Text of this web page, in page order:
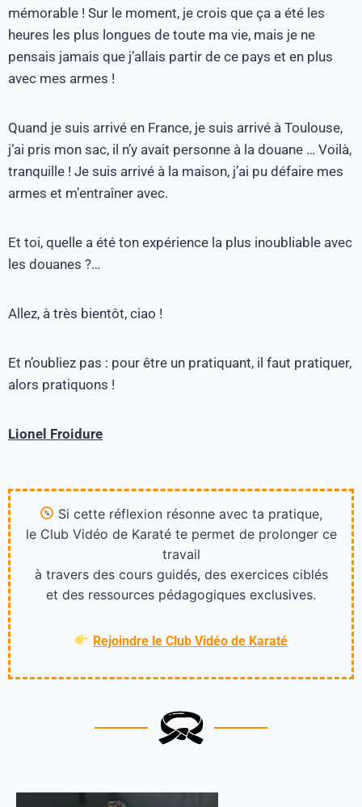
mémorable ! Sur le moment, je crois que ça a été les
heures les plus longues de toute ma vie, mais je ne
pensais jamais que j’allais partir de ce pays et en plus
avec mes armes !
Quand je suis arrivé en France, je suis arrivé à Toulouse,
j’ai pris mon sac, il n’y avait personne à la douane … Voilà,
tranquille ! Je suis arrivé à la maison, j’ai pu défaire mes
armes et m’entraîner avec.
Et toi, quelle a été ton expérience la plus inoubliable avec
les douanes ?…
Allez, à très bientôt, ciao !
Et n’oubliez pas : pour être un pratiquant, il faut pratiquer,
alors pratiquons !
Lionel Froidure
Si cette réflexion résonne avec ta pratique,
le Club Vidéo de Karaté te permet de prolonger ce
travail
à travers des cours guidés, des exercices ciblés
et des ressources pédagogiques exclusives.
Rejoindre le Club Vidéo de Karaté